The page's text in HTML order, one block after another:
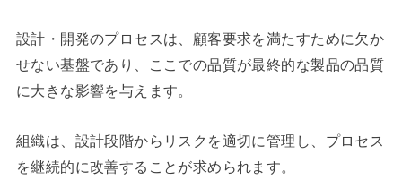
設計・開発のプロセスは、顧客要求を満たすために欠か
せない基盤であり、ここでの品質が最終的な製品の品質
に大きな影響を与えます。
組織は、設計段階からリスクを適切に管理し、プロセス
を継続的に改善することが求められます。